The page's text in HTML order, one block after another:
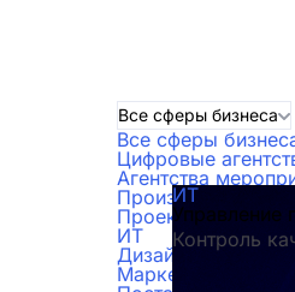
Все сферы бизнеса
Все сферы
Цифровые
Агентства
Производство
Проектные
ИТ
Дизайнеры
Маркетинг и
ИТ
Управление
Контроль